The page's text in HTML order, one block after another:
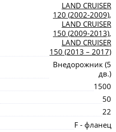
LAND CRUISER
120 (2002-2009),
LAND CRUISER
150 (2009-2013),
LAND CRUISER
150 (2013 – 2017)
Внедорожник (5
дв.)
1500
50
22
F - фланец